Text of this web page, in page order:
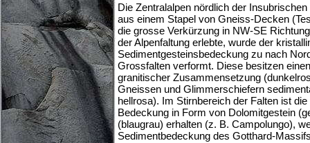
Die Zentralalpen nördlich der
aus einem Stapel von Gneiss-Decken
die grosse Verkürzung in NW-SE
der Alpenfaltung erlebte, wurde der
Sedimentgesteinsbedeckung zu nach
Grossfalten verformt. Diese besitzen
granitischer Zusammensetzung
Gneissen und Glimmerschiefern
hellrosa). Im Stirnbereich der Falten ist
Bedeckung in Form von Dolomitgestein
(blaugrau) erhalten (z. B. Campolungo),
Sedimentbedeckung des Gotthard-